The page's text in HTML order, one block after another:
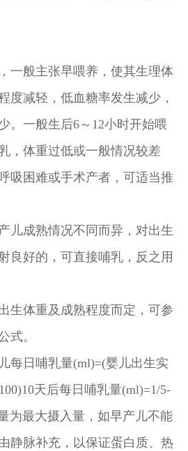
般主张早喂养，使其生理体
度减轻，低血糖率发生减少，
。一般生后6～12小时开始喂
，体重过低或一般情况较差
吸困难或手术产者，可适当推
成熟情况不同而异，对出生
良好的，可直接哺乳，反之用
体重及成熟程度而定，可参
式。
日哺乳量(ml)=(婴儿出生实
天后每日哺乳量(ml)=1/5-
为最大摄入量，如早产儿不能
静脉补充，以保证蛋白质、热